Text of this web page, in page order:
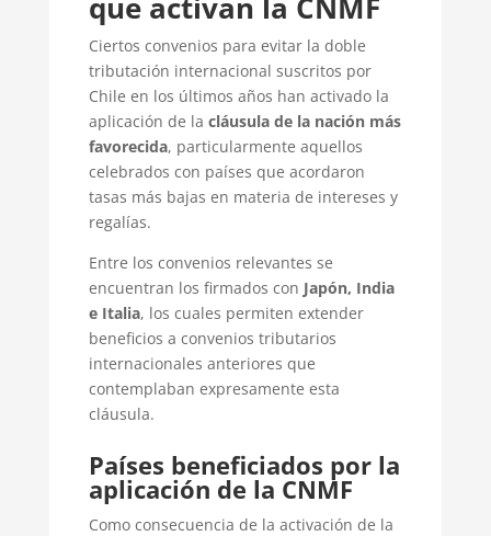
Ciertos convenios para evitar la doble
tributación internacional suscritos por
Chile en los últimos años han activado la
aplicación de la cláusula de la nación más
favorecida, particularmente aquellos
celebrados con países que acordaron
tasas más bajas en materia de intereses y
regalías.
Entre los convenios relevantes se
encuentran los firmados con Japón, India
e Italia, los cuales permiten extender
beneficios a convenios tributarios
internacionales anteriores que
contemplaban expresamente esta
cláusula.
Países beneficiados por la
aplicación de la CNMF
Como consecuencia de la activación de la